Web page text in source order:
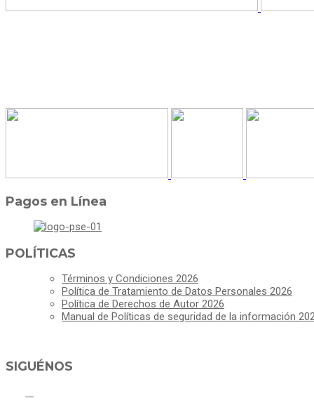
Pagos en Línea
POLÍTICAS
Términos y Condiciones 2026
Política de Tratamiento de Datos Personales 2026
Política de Derechos de Autor 2026
Manual de Políticas de seguridad de la información
SIGUÉNOS